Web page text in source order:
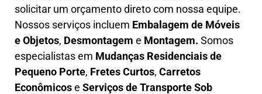
solicitar um orçamento direto com nossa equipe.
Nossos serviços incluem Embalagem de Móveis
e Objetos, Desmontagem e Montagem. Somos
especialistas em Mudanças Residenciais de
Pequeno Porte, Fretes Curtos, Carretos
Econômicose Serviços de Transporte Sob